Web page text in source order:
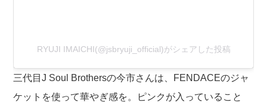
RYUJI IMAICHI(@jsbryuji_official)がシェアした投稿
三代目J Soul Brothersの今市さんは、FENDACEのジャ
ケットを使って華やぎ感を。ピンクが入っていること